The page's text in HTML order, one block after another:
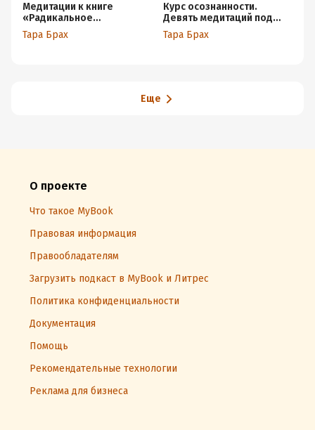
Медитации к книге
«Радикальное
сострадание»
Тара Брах
Курс осознанности.
Девять медитаций под
руководством Тары Брах
Тара Брах
Еще
О проекте
Что такое MyBook
Правовая информация
Правообладателям
Загрузить подкаст в MyBook и Литрес
Политика конфиденциальности
Документация
Помощь
Рекомендательные технологии
Реклама для бизнеса